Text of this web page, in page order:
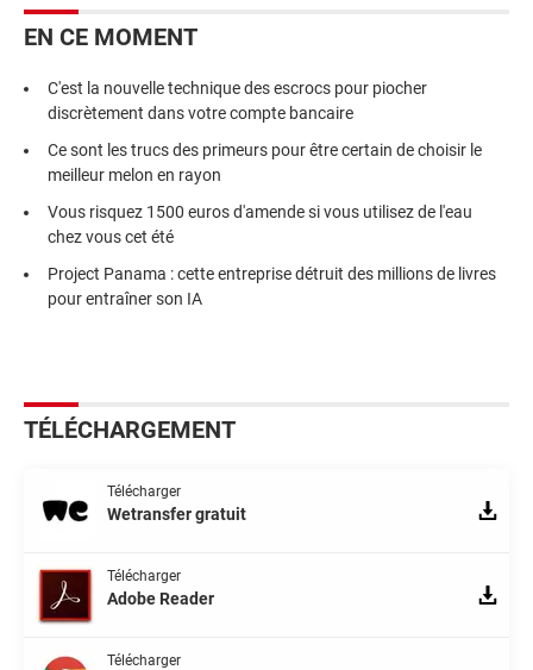
EN CE MOMENT
C'est la nouvelle technique des escrocs pour piocher
discrètement dans votre compte bancaire
Ce sont les trucs des primeurs pour être certain de choisir le
meilleur melon en rayon
Vous risquez 1500 euros d'amende si vous utilisez de l'eau
chez vous cet été
Project Panama : cette entreprise détruit des millions de livres
pour entraîner son IA
TÉLÉCHARGEMENT
Télécharger
Wetransfer gratuit
Télécharger
Adobe Reader
Télécharger